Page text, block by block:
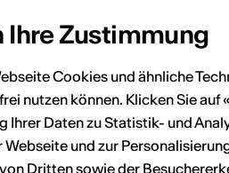
Di Mi Do Fr Sa
1 2 3 4
Ihre Zustimmung
Cookies und ähnliche
nutzen können. Klicken Sie auf
Ihrer Daten zu Statistik- und
und zur
Dritten sowie der